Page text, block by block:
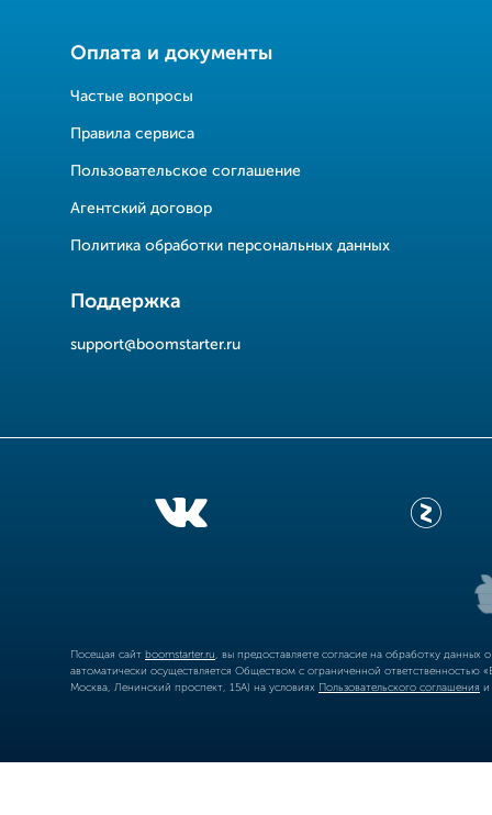
Оплата и документы
Частые вопросы
Правила сервиса
Пользовательское соглашение
Агентский договор
Политика обработки персональных данных
Поддержка
support@boomstarter.ru
Посещая сайт boomstarter.ru , вы предоставляете согласие на обработку
автоматически осуществляется Обществом с ограниченной
Москва, Ленинский проспект, 15А) на условиях Пользовательского соглашения и